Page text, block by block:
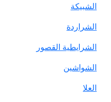
الشبيكة
الشراردة
الشرايطية القصور
الشواشين
العلا